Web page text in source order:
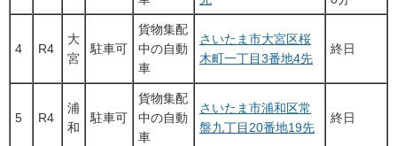
4 R4
大
宮
駐車可
貨物集配
中の自動
車
さいたま市大宮区桜
木町一丁目3番地4先
終日
5 R4
浦
和
駐車可
貨物集配
中の自動
車
さいたま市浦和区常
盤九丁目20番地19先
終日